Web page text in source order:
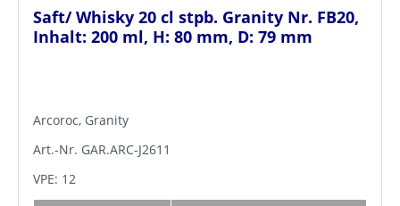
Saft/ Whisky 20 cl stpb. Granity Nr. FB20,
Inhalt: 200 ml, H: 80 mm, D: 79 mm
Arcoroc, Granity
Art.-Nr. GAR.ARC-J2611
VPE: 12